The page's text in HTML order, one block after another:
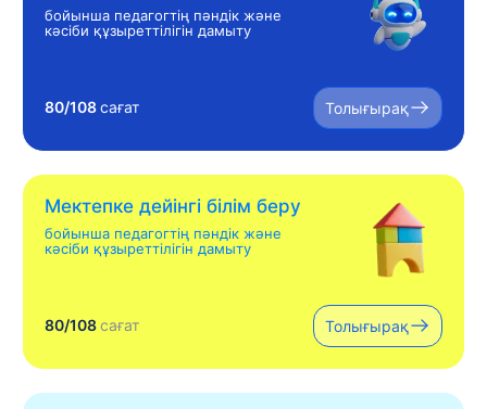
бойынша педагогтің пәндік және
кәсіби құзыреттілігін дамыту
80/108сағат Толығырақ
Мектепке дейінгі білім беру
бойынша педагогтің пәндік және
кәсіби құзыреттілігін дамыту
80/108сағат Толығырақ